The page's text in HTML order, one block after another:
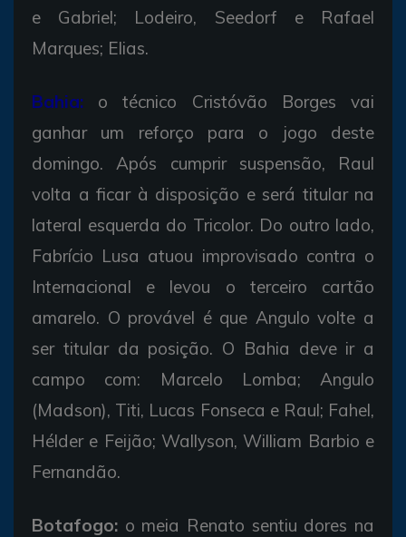
e Gabriel; Lodeiro, Seedorf e Rafael
Marques; Elias.
Bahia: o técnico Cristóvão Borges vai
ganhar um reforço para o jogo deste
domingo. Após cumprir suspensão, Raul
volta a ficar à disposição e será titular na
lateral esquerda do Tricolor. Do outro lado,
Fabrício Lusa atuou improvisado contra o
Internacional e levou o terceiro cartão
amarelo. O provável é que Angulo volte a
ser titular da posição. O Bahia deve ir a
campo com: Marcelo Lomba; Angulo
(Madson), Titi, Lucas Fonseca e Raul; Fahel,
Hélder e Feijão; Wallyson, William Barbio e
Fernandão.
Botafogo: o meia Renato sentiu dores na